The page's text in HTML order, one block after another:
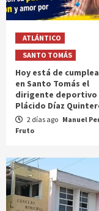
ATLÁNTICO
SANTO TOMÁS
Hoy está de
en Santo Tomás el
dirigente deportivo
Plácido Díaz
2 días ago Manuel
Fruto